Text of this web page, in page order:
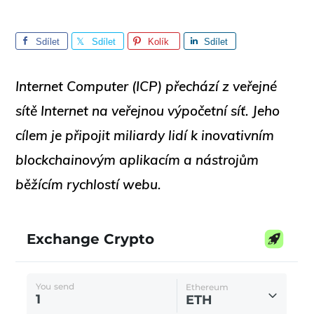
Sdílet Sdílet Kolík Sdílet
Internet Computer (ICP) přechází z veřejné
sítě Internet na veřejnou výpočetní síť. Jeho
cílem je připojit miliardy lidí k inovativním
blockchainovým aplikacím a nástrojům
běžícím rychlostí webu.